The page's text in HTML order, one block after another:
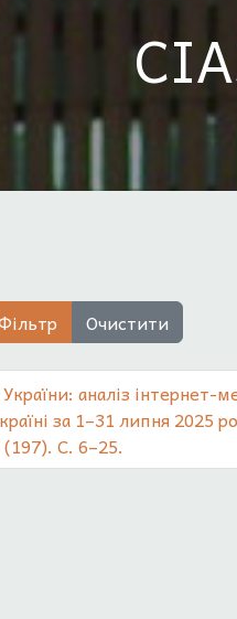
Очистити
аналіз інтернет-
за 1–31 липня 2025
С. 6–25.